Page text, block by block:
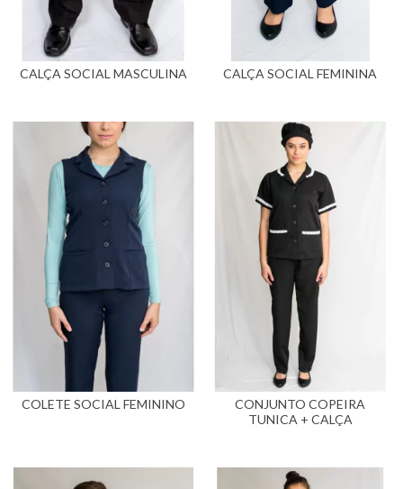
CALÇA SOCIAL MASCULINA CALÇA SOCIAL FEMININA
COLETE SOCIAL FEMININO
CONJUNTO COPEIRA
TUNICA + CALÇA